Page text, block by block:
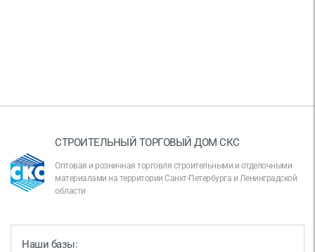
СТРОИТЕЛЬНЫЙ ТОРГОВЫЙ ДОМ СКС
Оптовая и розничная торговля строительными и отделочными
материалами на территории Санкт-Петербурга и Ленинградской
области
Наши базы: